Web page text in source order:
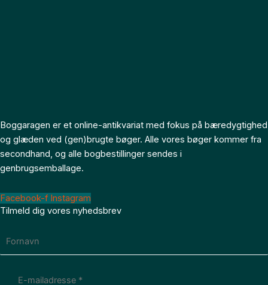
Boggaragen er et online-antikvariat med fokus på bæredygtighed
og glæden ved (gen)brugte bøger. Alle vores bøger kommer fra
secondhand, og alle bogbestillinger sendes i
genbrugsemballage.
Facebook-f Instagram
Tilmeld dig vores nyhedsbrev